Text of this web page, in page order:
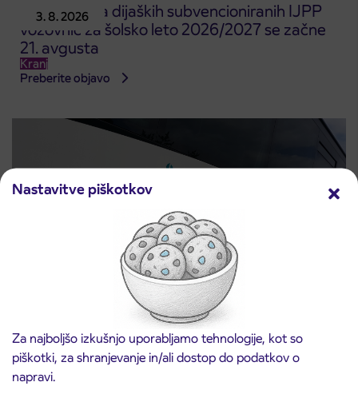
Nastavitve piškotkov
Za najboljšo izkušnjo uporabljamo tehnologije, kot so
piškotki, za shranjevanje in/ali dostop do podatkov o
napravi.
3. 8. 2026
Predprodaja dijaških subvencioniranih IJPP
vozovnic za šolsko leto 2026/2027 se začne
21. avgusta
Kranj
Preberite objavo
Obvestilo o popolni zapori ceste
ČEŠNJEVEK – TRATA
Kranj
Preberite objavo